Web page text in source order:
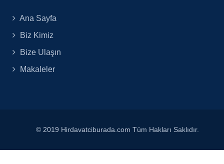
Ana Sayfa
Biz Kimiz
Bize Ulaşın
Makaleler
© 2019 Hirdavatciburada.com Tüm Hakları Saklıdır.